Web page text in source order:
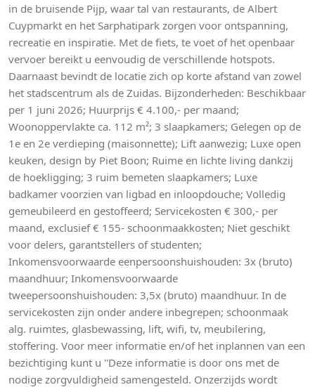
in de bruisende Pijp, waar tal van restaurants, de Albert
Cuypmarkt en het Sarphatipark zorgen voor ontspanning,
recreatie en inspiratie. Met de fiets, te voet of het openbaar
vervoer bereikt u eenvoudig de verschillende hotspots.
Daarnaast bevindt de locatie zich op korte afstand van zowel
het stadscentrum als de Zuidas. Bijzonderheden: Beschikbaar
per 1 juni 2026; Huurprijs € 4.100,- per maand;
Woonoppervlakte ca. 112 m²; 3 slaapkamers; Gelegen op de
1e en 2e verdieping (maisonnette); Lift aanwezig; Luxe open
keuken, design by Piet Boon; Ruime en lichte living dankzij
de hoekligging; 3 ruim bemeten slaapkamers; Luxe
badkamer voorzien van ligbad en inloopdouche; Volledig
gemeubileerd en gestoffeerd; Servicekosten € 300,- per
maand, exclusief € 155- schoonmaakkosten; Niet geschikt
voor delers, garantstellers of studenten;
Inkomensvoorwaarde eenpersoonshuishouden: 3x (bruto)
maandhuur; Inkomensvoorwaarde
tweepersoonshuishouden: 3,5x (bruto) maandhuur. In de
servicekosten zijn onder andere inbegrepen; schoonmaak
alg. ruimtes, glasbewassing, lift, wifi, tv, meubilering,
stoffering. Voor meer informatie en/of het inplannen van een
bezichtiging kunt u ''Deze informatie is door ons met de
nodige zorgvuldigheid samengesteld. Onzerzijds wordt